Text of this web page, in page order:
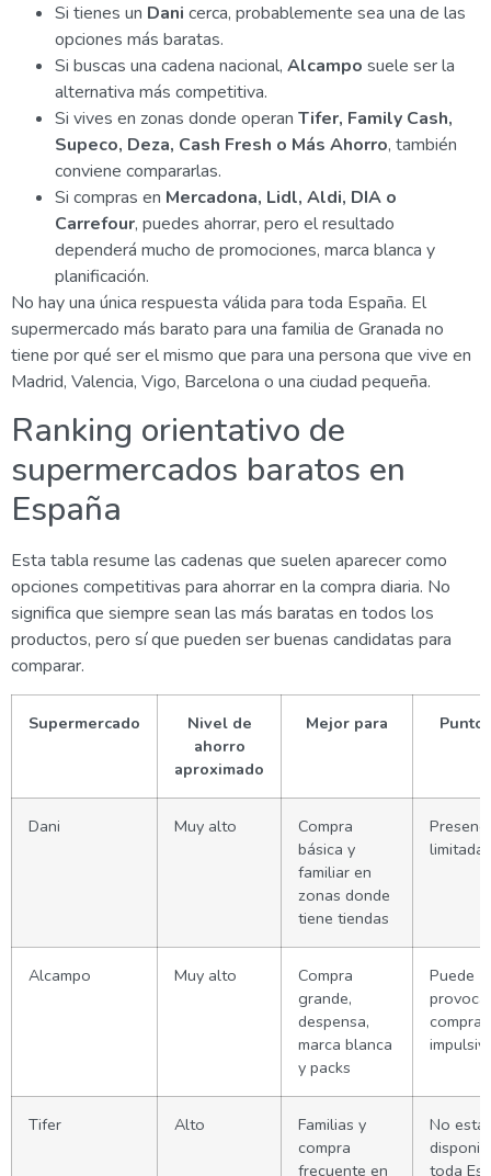
Si tienes un Dani cerca, probablemente sea una de las
opciones más baratas.
Si buscas una cadena nacional, Alcampo suele ser la
alternativa más competitiva.
Si vives en zonas donde operan Tifer, Family Cash,
Supeco, Deza, Cash Fresh o Más Ahorro, también
conviene compararlas.
Si compras en Mercadona, Lidl, Aldi, DIA o
Carrefour, puedes ahorrar, pero el resultado
dependerá mucho de promociones, marca blanca y
planificación.
No hay una única respuesta válida para toda España. El
supermercado más barato para una familia de Granada no
tiene por qué ser el mismo que para una persona que vive en
Madrid, Valencia, Vigo, Barcelona o una ciudad pequeña.
Ranking orientativo de
supermercados baratos en
España
Esta tabla resume las cadenas que suelen aparecer como
opciones competitivas para ahorrar en la compra diaria. No
significa que siempre sean las más baratas en todos los
productos, pero sí que pueden ser buenas candidatas para
comparar.
Supermercado
Nivel de
ahorro
aproximado
Mejor para Punto
Dani Muy alto
Compra
básica y
familiar en
zonas donde
tiene tiendas
limitada
Alcampo Muy alto
Compra
grande,
despensa,
marca blanca
y packs
Puede
compras
Tifer Alto
Familias y
compra
frecuente en
No está
toda